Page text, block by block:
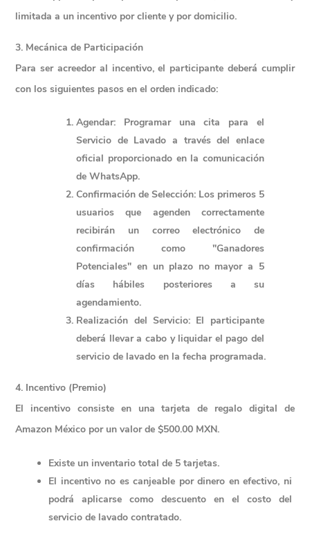
limitada a un incentivo por cliente y por domicilio.
3. Mecánica de Participación
Para ser acreedor al incentivo, el participante deberá cumplir
con los siguientes pasos en el orden indicado:
Agendar: Programar una cita para el
Servicio de Lavado a través del enlace
oficial proporcionado en la comunicación
de WhatsApp.
Confirmación de Selección: Los primeros 5
usuarios que agenden correctamente
recibirán un correo electrónico de
confirmación como "Ganadores
Potenciales" en un plazo no mayor a 5
días hábiles posteriores a su
agendamiento.
Realización del Servicio: El participante
deberá llevar a cabo y liquidar el pago del
servicio de lavado en la fecha programada.
4. Incentivo (Premio)
El incentivo consiste en una tarjeta de regalo digital de
Amazon México por un valor de $500.00 MXN.
Existe un inventario total de 5 tarjetas.
El incentivo no es canjeable por dinero en efectivo, ni
podrá aplicarse como descuento en el costo del
servicio de lavado contratado.